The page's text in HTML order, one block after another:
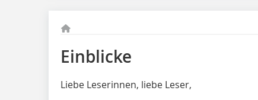
Einblicke
Liebe Leserinnen, liebe Leser,